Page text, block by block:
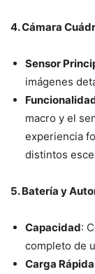
4. Cámara
Sensor
imágenes
macro y el
experiencia
distintos
5. Batería y
Capacidad:
completo de
Carga Rápida